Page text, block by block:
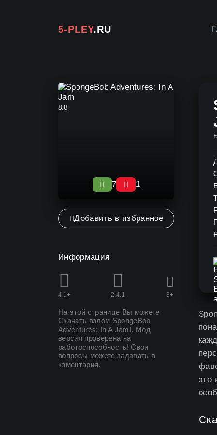
5-PLEY.RU
8.8
7 1
Добавить в избранное
Информация
4.1+ 2.4.1 3+
На этой странице Вы можете
Скачать взлом SpongeBob
Adventures: In A Jam!. Мод
версия проверена на
работоспособность! Свои
вопросы можете задавать в
коментария.
это